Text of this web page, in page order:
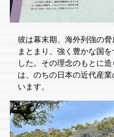
彼は幕末期、海外列強の
まとまり、強く豊かな国
した。その理念のもとに造
は、のちの日本の近代産
います。